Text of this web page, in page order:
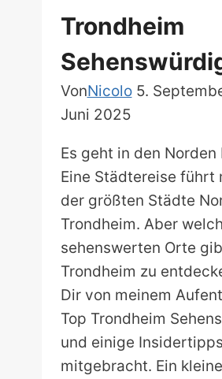
Trondheim
VonNicolo 5.
Juni 2025
Es geht in den Norden
Eine Städtereise führt
der größten Städte
Trondheim. Aber
sehenswerten Orte
Trondheim zu
Dir von meinem
Top Trondheim
und einige Insidertipps
mitgebracht. Ein